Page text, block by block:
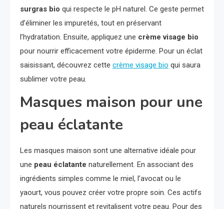
surgras bio qui respecte le pH naturel. Ce geste permet
d’éliminer les impuretés, tout en préservant
l’hydratation. Ensuite, appliquez une crème visage bio
pour nourrir efficacement votre épiderme. Pour un éclat
saisissant, découvrez cette crème visage bio qui saura
sublimer votre peau.
Masques maison pour une
peau éclatante
Les masques maison sont une alternative idéale pour
une peau éclatante naturellement. En associant des
ingrédients simples comme le miel, l’avocat ou le
yaourt, vous pouvez créer votre propre soin. Ces actifs
naturels nourrissent et revitalisent votre peau. Pour des